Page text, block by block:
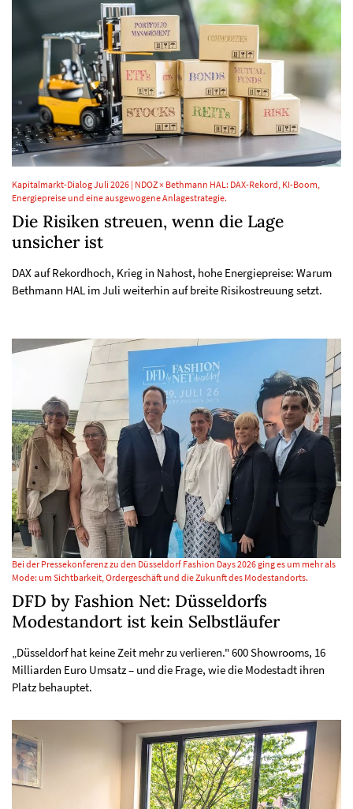
Kapitalmarkt-Dialog Juli 2026 | NDOZ × Bethmann HAL: DAX-Rekord, KI-Boom,
Energiepreise und eine ausgewogene Anlagestrategie.
Die Risiken streuen, wenn die Lage
unsicher ist
DAX auf Rekordhoch, Krieg in Nahost, hohe Energiepreise: Warum
Bethmann HAL im Juli weiterhin auf breite Risikostreuung setzt.
Bei der Pressekonferenz zu den Düsseldorf Fashion Days 2026 ging es um mehr als
Mode: um Sichtbarkeit, Ordergeschäft und die Zukunft des Modestandorts.
DFD by Fashion Net: Düsseldorfs
Modestandort ist kein Selbstläufer
„Düsseldorf hat keine Zeit mehr zu verlieren." 600 Showrooms, 16
Milliarden Euro Umsatz – und die Frage, wie die Modestadt ihren
Platz behauptet.